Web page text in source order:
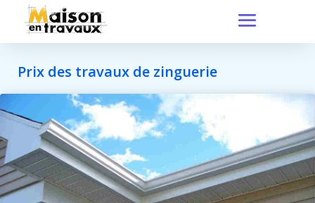
Prix des travaux de zinguerie